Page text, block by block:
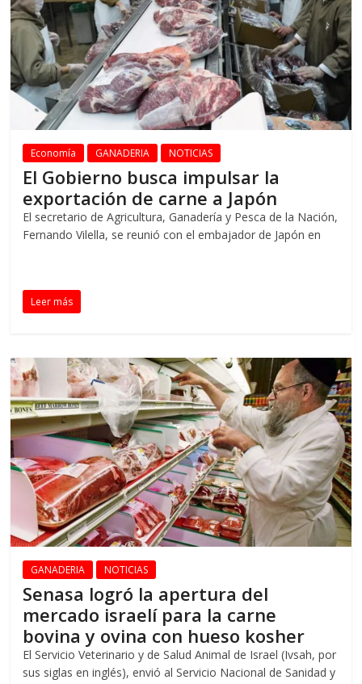
Economía GANADERIA NOTICIAS
El Gobierno busca impulsar la
exportación de carne a Japón
El secretario de Agricultura, Ganadería y Pesca de la Nación,
Fernando Vilella, se reunió con el embajador de Japón en
Leer más
GANADERIA NOTICIAS
Senasa logró la apertura del
mercado israelí para la carne
bovina y ovina con hueso kosher
El Servicio Veterinario y de Salud Animal de Israel (Ivsah, por
sus siglas en inglés), envió al Servicio Nacional de Sanidad y